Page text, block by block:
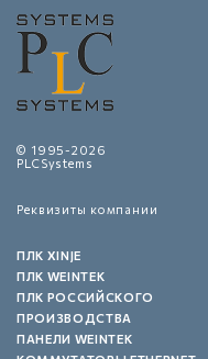
© 1995-2026
PLCSystems
Реквизиты компании
ПЛК XINJE
ПЛК WEINTEK
ПЛК РОССИЙСКОГО
ПРОИЗВОДСТВА
ПАНЕЛИ WEINTEK